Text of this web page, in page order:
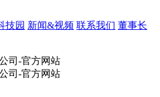
技园 新闻&视频 联系我们 董事长